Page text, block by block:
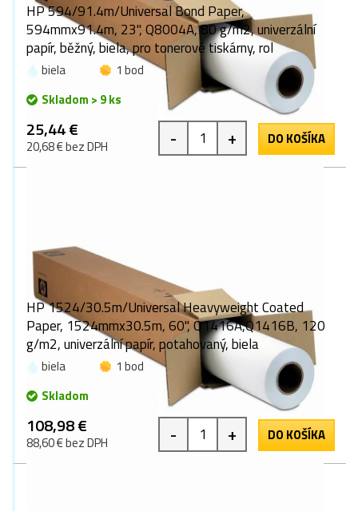
HP 594/91.4m/Universal Bond Paper,
594mmx91.4m, 23", Q8004A, 80 g/m2, univerzální
papír, běžný, biela, pro tonerové tiskárny, rol
biela
1 bod
Skladom > 9 ks
25,44 €
20,68 € bez DPH - + DO KOŠÍKA
HP 1524/30.5m/Universal Heavyweight Coated
Paper, 1524mmx30.5m, 60", Q1416A,Q1416B, 120
g/m2, univerzální papír, potahovaný, biela
biela
1 bod
Skladom
108,98 €
88,60 € bez DPH - + DO KOŠÍKA